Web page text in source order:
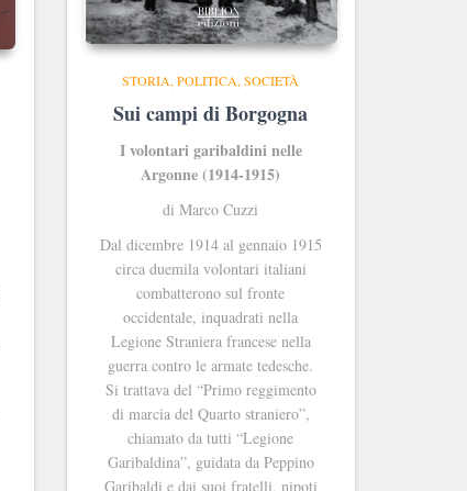
STORIA, POLITICA, SOCIETÀ
Sui campi di Borgogna
I volontari garibaldini nelle
Argonne (1914-1915)
di Marco Cuzzi
Dal dicembre 1914 al gennaio 1915
circa duemila volontari italiani
combatterono sul fronte
occidentale, inquadrati nella
Legione Straniera francese nella
guerra contro le armate tedesche.
Si trattava del “Primo reggimento
di marcia del Quarto straniero”,
chiamato da tutti “Legione
Garibaldina”, guidata da Peppino
Garibaldi e dai suoi fratelli, nipoti